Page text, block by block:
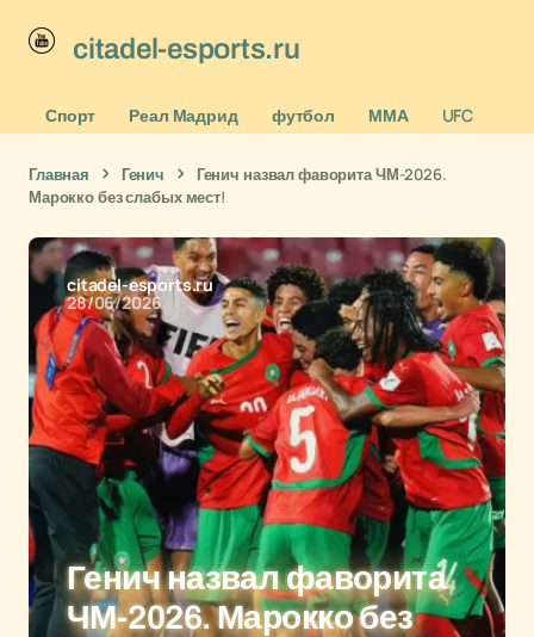
citadel-esports.ru
Спорт Реал Мадрид футбол ММА UFC
Главная Генич
Генич назвал фаворита ЧМ-2026.
Марокко без слабых мест!
citadel-esports.ru
28/06/2026
Генич назвал фаворита
ЧМ-2026. Марокко без